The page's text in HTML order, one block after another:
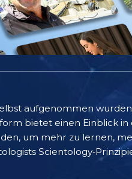
aufgenommen
bietet einen Einblick in
um mehr zu lernen,